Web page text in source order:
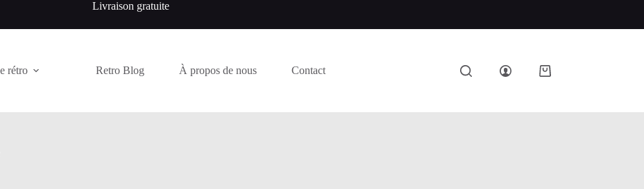
Livraison gratuite
rétro Retro Blog À propos de nous Contact